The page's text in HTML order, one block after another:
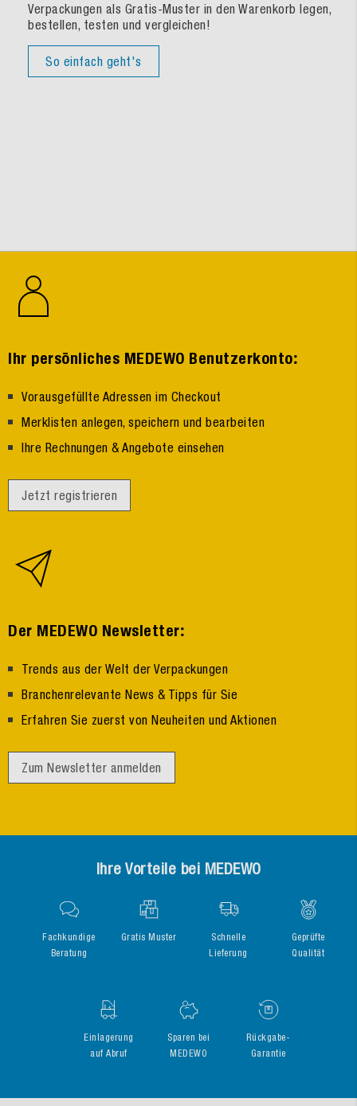
Verpackungen als Gratis-Muster in den Warenkorb legen,
bestellen, testen und vergleichen!
So einfach geht's
Ihr persönliches MEDEWO Benutzerkonto:
Vorausgefüllte Adressen im Checkout
Merklisten anlegen, speichern und bearbeiten
Ihre Rechnungen & Angebote einsehen
Jetzt registrieren
Der MEDEWO Newsletter:
Trends aus der Welt der Verpackungen
Branchenrelevante News & Tipps für Sie
Erfahren Sie zuerst von Neuheiten und Aktionen
Zum Newsletter anmelden
Ihre Vorteile bei MEDEWO
Fachkundige
Beratung
Gratis Muster
Schnelle
Lieferung
Geprüfte
Qualität
Einlagerung
auf Abruf
Sparen bei
MEDEWO
Rückgabe-
Garantie